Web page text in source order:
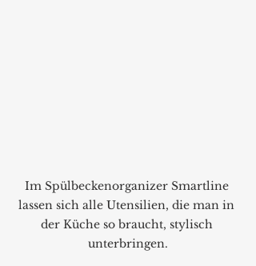
Im Spülbeckenorganizer Smartline
lassen sich alle Utensilien, die man in
der Küche so braucht, stylisch
unterbringen.